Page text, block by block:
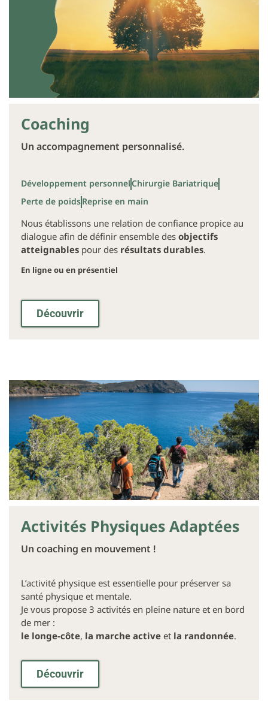
Coaching
Un accompagnement personnalisé.
Développement personnelChirurgie Bariatrique
Perte de poidsReprise en main
Nous établissons une relation de confiance propice au
dialogue afin de définir ensemble desobjectifs
atteignablespour desrésultats durables.
En ligne ou en présentiel
Découvrir
Activités Physiques Adaptées
Un coaching en mouvement !
L’activité physique est essentielle pour préserver sa
santé physique et mentale.
Je vous propose 3 activités en pleine nature et en bord
de mer :
le longe-côte,la marche activeetla randonnée.
Découvrir